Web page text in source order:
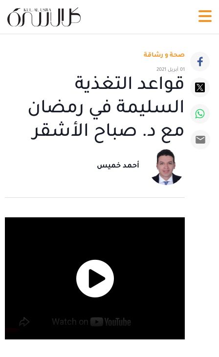
صحة و رشاقة
01 أبريل 2021
قواعد التغذية
السليمة في رمضان
مع د. صباح الأشقر
أحمد خميس